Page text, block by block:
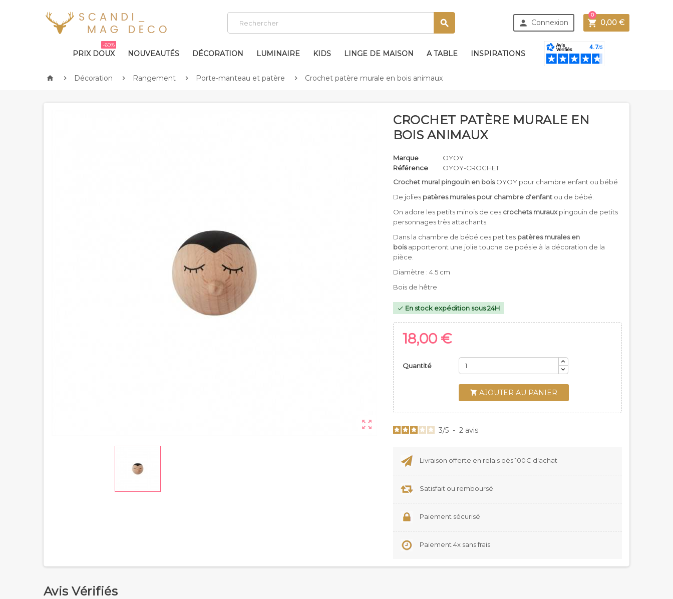
  Connexion  0,00 €
0
PRIX DOUX
-60%
NOUVEAUTÉS DÉCORATION LUMINAIRE KIDS LINGE DE MAISON A TABLE INSPIRATIONS
  Décoration  Rangement  Porte-manteau et patère  Crochet patère murale en bois animaux

CROCHET PATÈRE MURALE EN
BOIS ANIMAUX
Marque
OYOY
Référence
OYOY-CROCHET
Crochet mural pingouin en boisOYOY pour chambre enfant ou bébé
De joliespatères murales pour chambre d'enfantou de bébé.
On adore les petits minois de ces crochets murauxpingouin de petits
personnages très attachants.
Dans la chambre de bébé ces petites patères murales en
boisapporteront une jolie touche de poésie à la décoration de la
pièce.
Diamètre : 4.5 cm
Bois de hêtre
 En stock expédition sous 24H
18,00 €
Quantité
 AJOUTER AU PANIER
3/5 - 2 avis
Livraison offerte en relais dès 100€ d'achat
Satisfait ou remboursé
Paiement sécurisé
Paiement 4x sans frais
Avis Vérifiés